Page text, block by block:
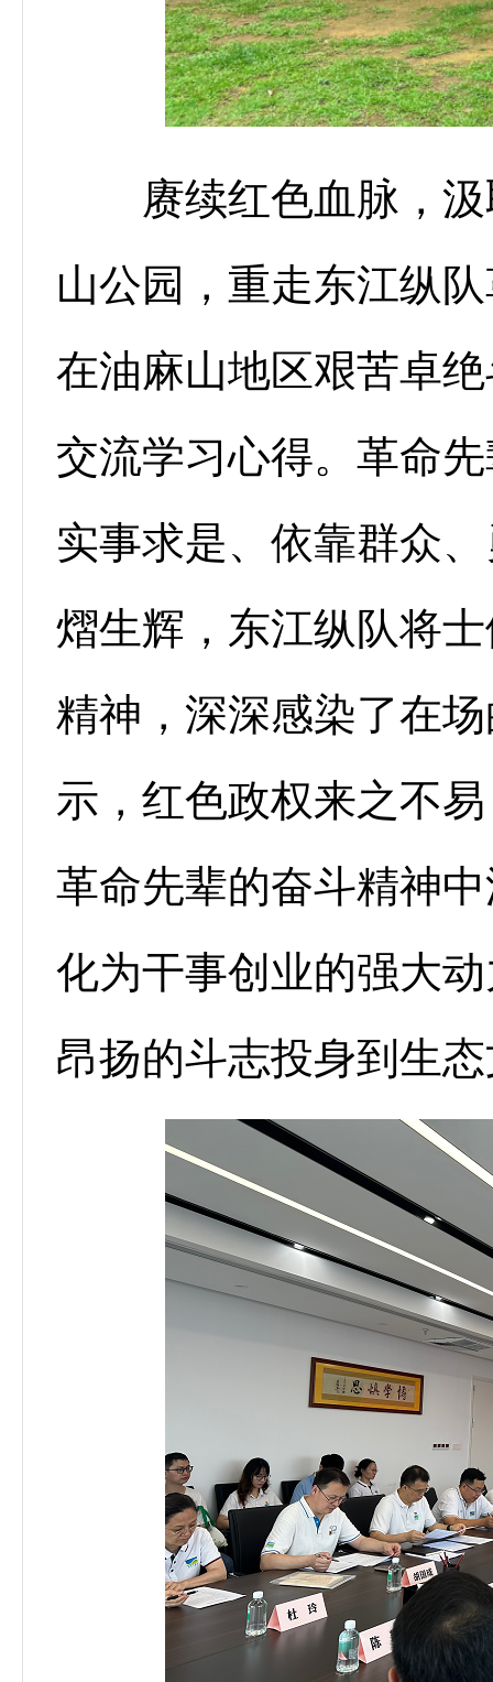
赓续红色血脉，汲
山公园，重走东江纵
在油麻山地区艰苦卓
交流学习心得。革命
实事求是、依靠群众
熠生辉，东江纵队将
精神，深深感染了在
示，红色政权来之不
革命先辈的奋斗精神
化为干事创业的强大
昂扬的斗志投身到生